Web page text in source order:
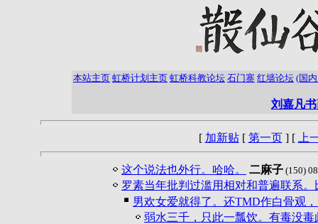
本站主页 虹桥计划主页 虹桥科教论坛 石门寨 红墙论坛 (国
刘嘉凡
[ 加新贴[ 第一页] [ 上
这个说法也外行。哈哈。 二麻子 (150)
罗素当年批判过滥用相对和普遍联系。
男欢女爱就得了。还TMD作白骨观
弱水三千，只此一瓢饮。有毒没